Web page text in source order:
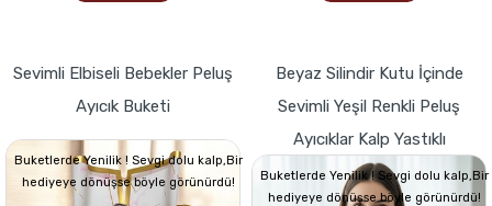
Sevimli Elbiseli Bebekler Peluş
Ayıcık Buketi
Buketlerde Yenilik ! Sevgi dolu kalp,Bir
hediyeye dönüşse böyle görünürdü!
Beyaz Silindir Kutu İçinde
Sevimli Yeşil Renkli Peluş
Ayıcıklar Kalp Yastıklı
Buketlerde Yenilik ! Sevgi dolu kalp,Bir
hediyeye dönüşse böyle görünürdü!